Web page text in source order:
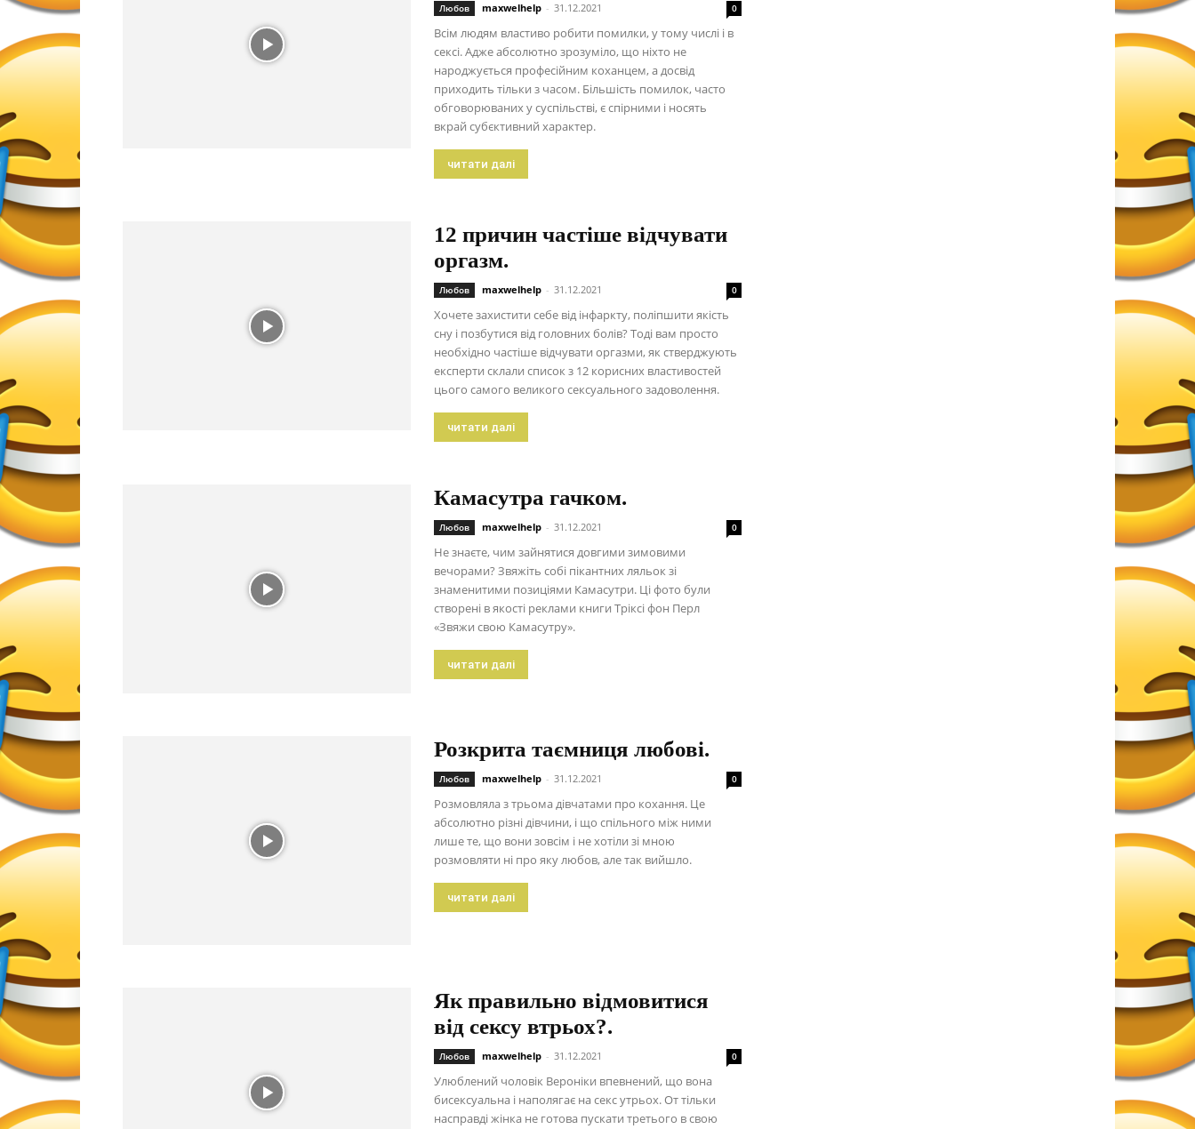
Любов maxwelhelp - 31.12.2021 0
Всім людям властиво робити помилки, у тому числі і в
сексі. Адже абсолютно зрозуміло, що ніхто не
народжується професійним коханцем, а досвід
приходить тільки з часом. Більшість помилок, часто
обговорюваних у суспільстві, є спірними і носять
вкрай субєктивний характер.
читати далі
12 причин частіше відчувати
оргазм.
Любов maxwelhelp - 31.12.2021 0
Хочете захистити себе від інфаркту, поліпшити якість
сну і позбутися від головних болів? Тоді вам просто
необхідно частіше відчувати оргазми, як стверджують
експерти склали список з 12 корисних властивостей
цього самого великого сексуального задоволення.
читати далі
Камасутра гачком.
Любов maxwelhelp - 31.12.2021 0
Не знаєте, чим зайнятися довгими зимовими
вечорами? Звяжіть собі пікантних ляльок зі
знаменитими позиціями Камасутри. Ці фото були
створені в якості реклами книги Тріксі фон Перл
«Звяжи свою Камасутру».
читати далі
Розкрита таємниця любові.
Любов maxwelhelp - 31.12.2021 0
Розмовляла з трьома дівчатами про кохання. Це
абсолютно різні дівчини, і що спільного між ними
лише те, що вони зовсім і не хотіли зі мною
розмовляти ні про яку любов, але так вийшло.
читати далі
Як правильно відмовитися
від сексу втрьох?.
Любов maxwelhelp - 31.12.2021 0
Улюблений чоловік Вероніки впевнений, що вона
бисексуальна і наполягає на секс утрьох. От тільки
насправді жінка не готова пускати третього в свою